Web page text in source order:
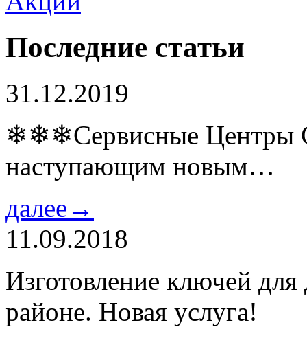
Последние статьи
31.12.2019
❄❄❄Сервисные Центры
наступающим новым…
далее→
11.09.2018
Изготовление ключей
районе. Новая услуга!